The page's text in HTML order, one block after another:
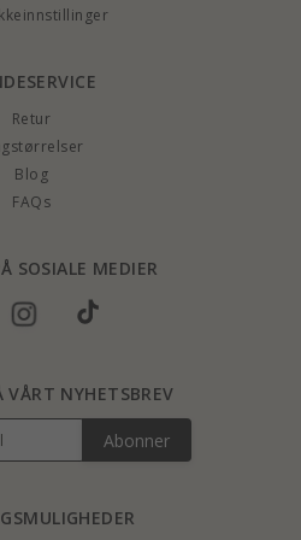
Retur
Blog
FAQs
SOSIALE MEDIER
VÅRT NYHETSBREV
Abonner